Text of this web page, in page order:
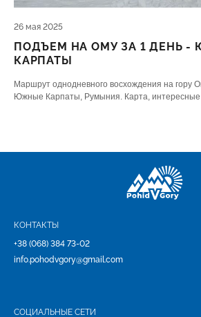
26 мая 2025
ПОДЪЕМ НА ОМУ ЗА 1 ДЕНЬ -
КАРПАТЫ
Маршрут однодневного восхождения на гору
Южные Карпаты, Румыния. Карта, интересные
КОНТАКТЫ
+38 (068) 384 73-02
info.pohodvgory@gmail.com
СОЦИАЛЬНЫЕ СЕТИ